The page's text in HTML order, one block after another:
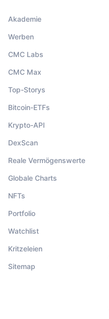
Akademie
Werben
CMC Labs
CMC Max
Top-Storys
Bitcoin-ETFs
Krypto-API
DexScan
Reale Vermögenswerte
Globale Charts
NFTs
Portfolio
Watchlist
Kritzeleien
Sitemap